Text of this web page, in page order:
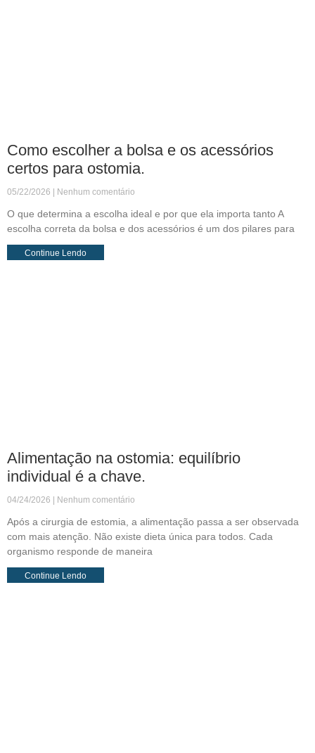
Como escolher a bolsa e os acessórios
certos para ostomia.
05/22/2026 Nenhum comentário
O que determina a escolha ideal e por que ela importa tanto A
escolha correta da bolsa e dos acessórios é um dos pilares para
Continue Lendo
Alimentação na ostomia: equilíbrio
individual é a chave.
04/24/2026 Nenhum comentário
Após a cirurgia de estomia, a alimentação passa a ser observada
com mais atenção. Não existe dieta única para todos. Cada
organismo responde de maneira
Continue Lendo